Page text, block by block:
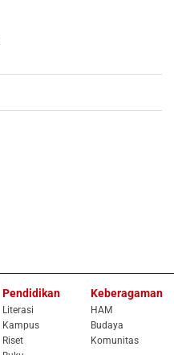
Pendidikan
Literasi
Kampus
Riset
Keberagaman
HAM
Budaya
Komunitas